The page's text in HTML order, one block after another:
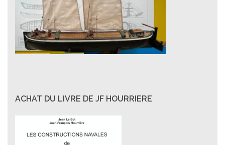
ACHAT DU LIVRE DE JF HOURRIERE